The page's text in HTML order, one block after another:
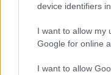
device identifiers
I want to allow my
Google for online
I want to allow
Continua a
FIERE E EVENTI